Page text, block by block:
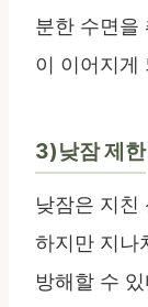
분한 수면을
이 이어지게
3)낮잠 제한
낮잠은 지친
하지만 지나
방해할 수